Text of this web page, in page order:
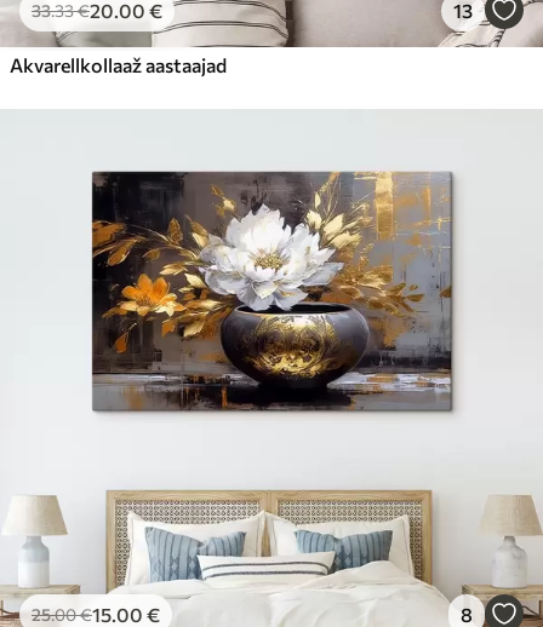
33.33€20.00 € 13
Akvarellkollaaž aastaajad
25.00€15.00 € 8